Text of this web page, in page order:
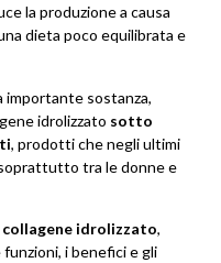
la produzione a causa
dieta poco equilibrata e
importante sostanza,
idrolizzato sotto
, prodotti che negli ultimi
tra le donne e
collagene idrolizzato,
i benefici e gli